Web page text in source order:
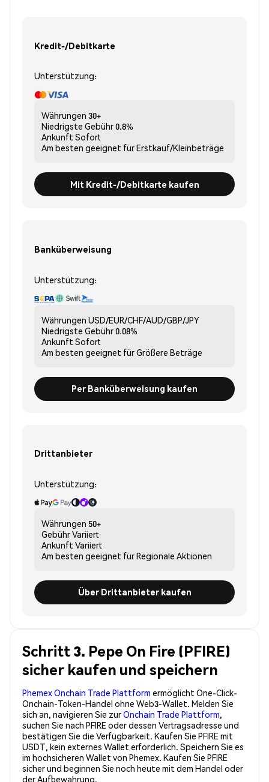
Kredit-/Debitkarte
Unterstützung:
Währungen 30+
Niedrigste Gebühr0.8%
Ankunft Sofort
Am besten geeignet fürErstkauf/Kleinbeträge
Mit Kredit-/Debitkarte kaufen
Banküberweisung
Unterstützung:
Währungen USD/EUR/CHF/AUD/GBP/JPY
Niedrigste Gebühr0.08%
Ankunft Sofort
Am besten geeignet fürGrößere Beträge
Per Banküberweisung kaufen
Drittanbieter
Unterstützung:
Währungen 50+
GebührVariiert
Ankunft Variiert
Am besten geeignet fürRegionale Aktionen
Über Drittanbieter kaufen
Schritt 3. Pepe On Fire (PFIRE)
sicher kaufen und speichern
Phemex Onchain Trade Plattform ermöglicht One-Click-
Onchain-Token-Handel ohne Web3-Wallet. Melden Sie
sich an, navigieren Sie zurOnchain Trade Plattform,
suchen Sie nach PFIRE oder dessen Vertragsadresse und
bestätigen Sie die Verfügbarkeit. Kaufen Sie PFIRE mit
USDT, kein externes Wallet erforderlich. Speichern Sie es
im hochsicheren Wallet von Phemex. Kaufen Sie PFIRE
sicher und beginnen Sie noch heute mit dem Handel oder
der Aufbewahrung.